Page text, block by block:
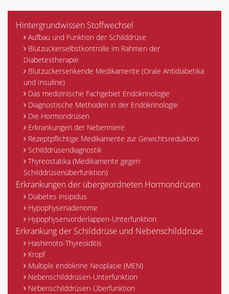
Hintergrundwissen Stoffwechsel
Aufbau und Funktion der Schilddrüse
Blutzuckerselbstkontrolle im Rahmen der
Diabetestherapie
Blutzuckersenkende Medikamente (Orale Antidiabetika
und Insuline)
Das medizinische Fachgebiet Endokrinologie
Diagnostische Methoden in der Endokrinologie
Die Hormondrüsen
Erkrankungen der Nebenniere
Rezeptpflichtige Medikamente zur Gewichtsreduktion
Schilddrüsendiagnostik
Thyreostatika (Medikamente gegen
Schilddrüsenüberfunktion)
Erkrankungen der übergeordneten Hormondrüsen
Diabetes insipidus
Hypophysenadenome
Hypophysenvorderlappen-Unterfunktion
Erkrankung der Schilddrüse und Nebenschilddrüse
Hashimoto-Thyreoiditis
Kropf
Multiple endokrine Neoplasie (MEN)
Nebenschilddrüsen-Unterfunktion
Nebenschilddrüsen-Überfunktion